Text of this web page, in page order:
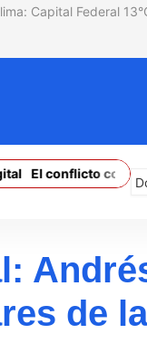
13
El conflicto con Brasil
$ 1470,00 Dólar
de